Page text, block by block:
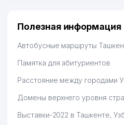
Hamida 03.08.2026 12:45:39
Полезная информация
Автобусные маршруты
Памятка для абитуриентов
Расстояние между городами
Домены верхнего уровня
Выставки-2022 в Ташкенте,